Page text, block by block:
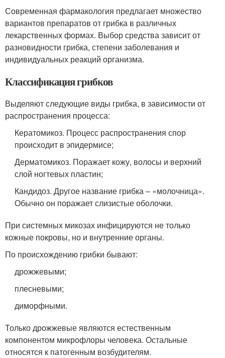
Современная фармакология предлагает множество
вариантов препаратов от грибка в различных
лекарственных формах. Выбор средства зависит от
разновидности грибка, степени заболевания и
индивидуальных реакций организма.
Классификация грибков
Выделяют следующие виды грибка, в зависимости от
распространения процесса:
Кератомикоз. Процесс распространения спор
происходит в эпидермисе;
Дерматомикоз. Поражает кожу, волосы и верхний
слой ногтевых пластин;
Кандидоз. Другое название грибка – «молочница».
Обычно он поражает слизистые оболочки.
При системных микозах инфицируются не только
кожные покровы, но и внутренние органы.
По происхождению грибки бывают:
дрожжевыми;
плесневыми;
диморфными.
Только дрожжевые являются естественным
компонентом микрофлоры человека. Остальные
относятся к патогенным возбудителям.